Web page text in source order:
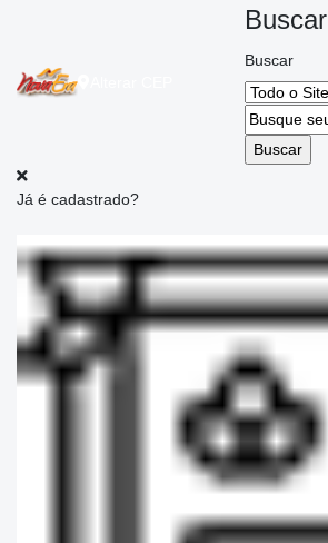
Buscar
Buscar
Já é cadastrado?